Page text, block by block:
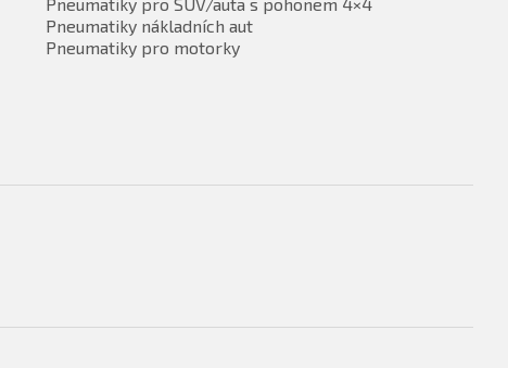
Pneumatiky nákladních aut
Pneumatiky pro motorky